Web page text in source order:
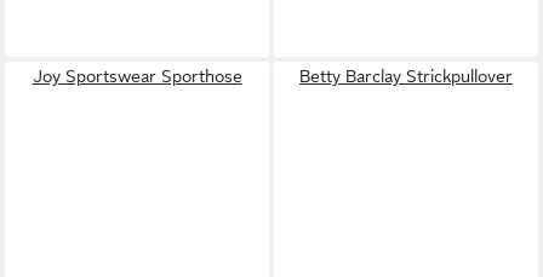
Joy Sportswear Sporthose Betty Barclay Strickpullover